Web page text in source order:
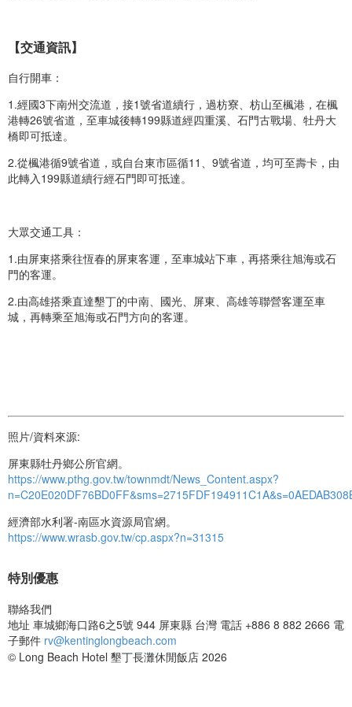
【交通資訊】
自行開車：
1.經國3下南州交流道，接1號省道續行，過枋寮、枋山至楓港，在楓
港轉26號省道，至車城後轉199縣道經四重溪、石門古戰場、牡丹大
橋即可抵達。
2.從楓港循9號省道，或自台東市區循11、9號省道，均可至壽卡，由
此轉入199縣道續行經石門即可抵達。
大眾交通工具：
1.由屏東搭乘往恆春的屏東客運，至車城站下車，再搭乘往旭海或石
門的客運。
2.由高雄搭乘直達墾丁的中南、國光、屏東、高雄等聯營客運至車
城，再轉乘至旭海或石門方向的客運。
照片/資料來源:
屏東縣牡丹鄉公所官網。
https://www.pthg.gov.tw/townmdt/News_Content.aspx?
經濟部水利署-南區水資源局官網。
https://www.wrasb.gov.tw/cp.aspx?n=31315
特別優惠
聯絡我們
地址 車城鄉海口路6之5號 944 屏東縣 台灣 電話 +886 8 882 2666 電
子郵件 rv@kentinglongbeach.com
© Long Beach Hotel 墾丁長灘休閒飯店 2026